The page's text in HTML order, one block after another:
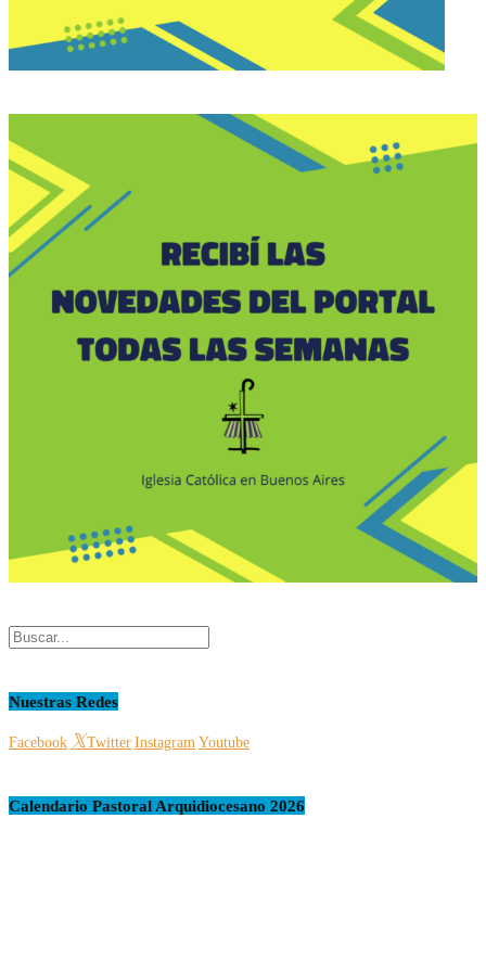
Nuestras Redes
Facebook Twitter Instagram Youtube
Calendario Pastoral Arquidiocesano 2026